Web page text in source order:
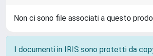
Non ci sono file associati a questo
I documenti in IRIS sono protetti da